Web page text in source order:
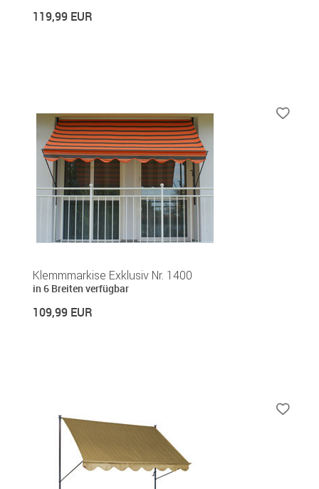
119,99 EUR
Klemmmarkise Exklusiv Nr. 1400
in 6 Breiten verfügbar
109,99 EUR